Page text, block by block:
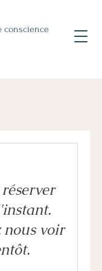
conscience
nous voir